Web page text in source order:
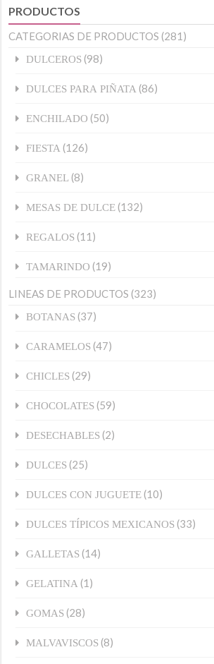
PRODUCTOS
CATEGORIAS DE PRODUCTOS (281)
DULCEROS (98)
DULCES PARA PIÑATA (86)
ENCHILADO (50)
FIESTA (126)
GRANEL (8)
MESAS DE DULCE (132)
REGALOS (11)
TAMARINDO (19)
LINEAS DE PRODUCTOS (323)
BOTANAS (37)
CARAMELOS (47)
CHICLES (29)
CHOCOLATES (59)
DESECHABLES (2)
DULCES (25)
DULCES CON JUGUETE (10)
DULCES TÍPICOS MEXICANOS (33)
GALLETAS (14)
GELATINA (1)
GOMAS (28)
MALVAVISCOS (8)